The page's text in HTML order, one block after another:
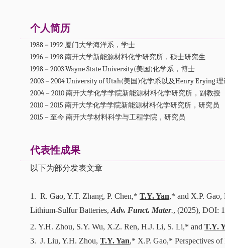
个人简历
1988－1992 厦门大学海洋系，学士
1996－1998 南开大学新能源材料化学研究所，硕士研究生
1998－2003 Wayne State University(美国)化学系，博士
2003－2004 University of Utah(美国)化学系以及Henry Erying
2004－2010 南开大学化学学院新能源材料化学研究所，副教授
2010－2015 南开大学化学学院新能源材料化学研究所，研究员
2015－至今 南开大学材料科学与工程学院，研究员
代表性成果
以下为部分发表文章
1. R. Gao, Y.T. Zhang, P. Chen,* T.Y. Yan,* and X.P. Gao,
Lithium-Sulfur Batteries, Adv. Funct. Mater., (2025), DOI:
2. Y.H. Zhou, S.Y. Wu, X.Z. Ren, H.J. Li, S. Li,* and T.Y.
3. J. Liu, Y.H. Zhou, T.Y. Yan,* X.P. Gao,* Perspectives